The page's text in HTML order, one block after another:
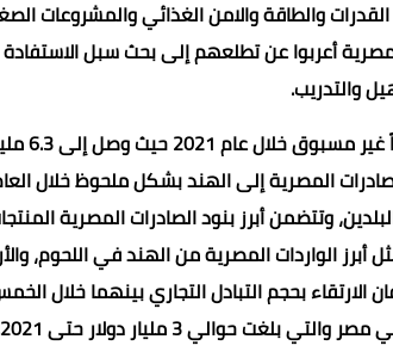
والطاقة والامن الغذائي والمشروعات
مصرية أعربوا عن تطلعهم إلى بحث سبل
والتدريب.
وأضاف الواثق بالله أن حجم التبادل التجاري بين مصر والهند
المصرية إلى الهند بشكل ملحوظ خلال
بين البلدين، وتتضمن أبرز بنود الصادرات المصرية
أبرز الواردات المصرية من الهند في اللحوم،
الارتقاء بحجم التبادل التجاري بينهما خلال